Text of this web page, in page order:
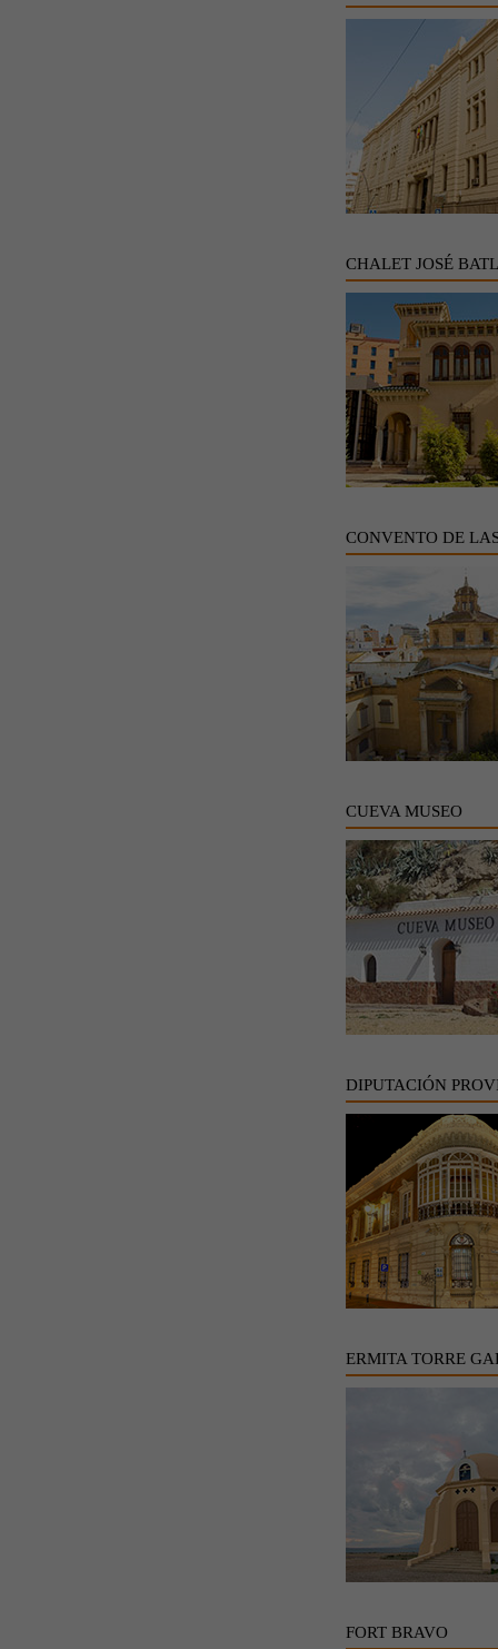
CHALET JOSÉ
CONVENTO DE
CUEVA MUSEO
DIPUTACIÓN
ERMITA TORRE
FORT BRAVO